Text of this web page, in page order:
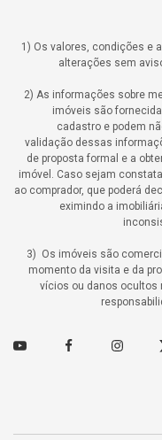
1) Os valores, condições e
alterações sem
2) As informações sobre
imóveis são
cadastro e podem
validação dessas
de proposta formal e a
imóvel. Caso sejam
ao comprador, que poderá
eximindo a
3) Os imóveis são
momento da visita e da
vícios ou danos ocultos
Youtube Facebook